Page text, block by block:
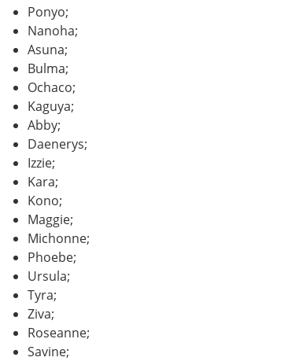
Ponyo;
Nanoha;
Asuna;
Bulma;
Ochaco;
Kaguya;
Abby;
Daenerys;
Izzie;
Kara;
Kono;
Maggie;
Michonne;
Phoebe;
Ursula;
Tyra;
Ziva;
Roseanne;
Savine;